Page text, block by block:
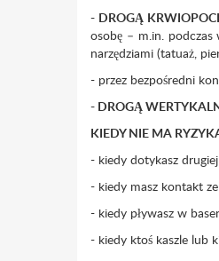
- DROGĄ
osobę – m.in.
narzędziami (tatuaż,
- przez bezpośredni
- DROGĄ
KIEDY NIE MA
- kiedy dotykasz drugiej
- kiedy masz kontakt
- kiedy pływasz w
- kiedy ktoś kaszle lub